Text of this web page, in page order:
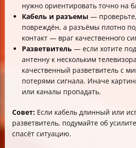
нужно ориентировать точно на
Кабель и разъемы —
повреждён, а разъёмы плотно
контакт — враг качественного
Разветвитель — если хотите
антенну к нескольким
качественный разветвитель с
потерями сигнала. Иначе
или каналы пропадать.
Совет: Если кабель длинный или
разветвитель, подумайте об
спасёт ситуацию.